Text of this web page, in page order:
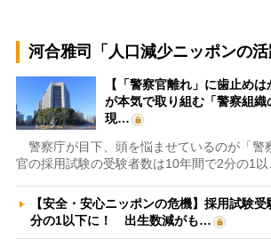
河合雅司「人口減少ニッポンの活
【「警察官離れ」に歯止め
が本気で取り組む「警察組
現…
警察庁が目下、頭を悩ませているのが「警
官の採用試験の受験者数は10年間で2分の1以
【安全・安心ニッポンの危機】採用試験
分の1以下に！ 出生数減がも…